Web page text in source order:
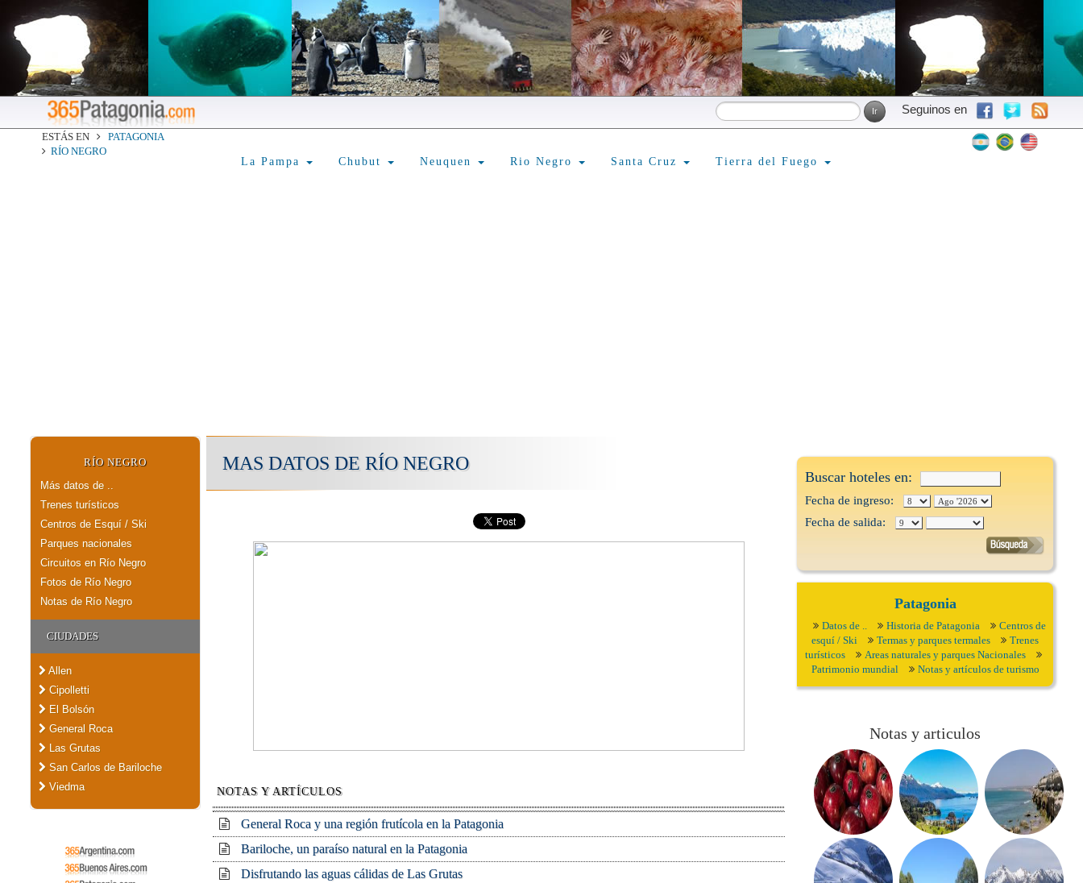
Seguinos en
ESTÁS EN
PATAGONIA
RÍO NEGRO
La Pampa
Chubut Neuquen Rio Negro Santa Cruz Tierra del Fuego
RÍO NEGRO
Más datos de ..
Trenes turísticos
Centros de Esquí / Ski
Parques nacionales
Circuitos en Río Negro
Fotos de Río Negro
Notas de Río Negro
CIUDADES
Allen
Cipolletti
El Bolsón
General Roca
Las Grutas
San Carlos de Bariloche
Viedma
MAS DATOS DE RÍO NEGRO
NOTAS Y ARTÍCULOS
General Roca y una región frutícola en la Patagonia
Bariloche, un paraíso natural en la Patagonia
Disfrutando las aguas cálidas de Las Grutas
Buscar hoteles en:
Fecha de ingreso:
Fecha de salida:
Patagonia
Datos de .. Historia de Patagonia
Centros de
esquí / Ski
Termas y parques termales
Trenes
turísticos
Areas naturales y parques Nacionales
Patrimonio mundial
Notas y artículos de turismo
Notas y articulos